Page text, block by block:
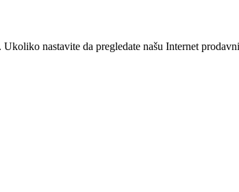
nastavite da pregledate našu Internet